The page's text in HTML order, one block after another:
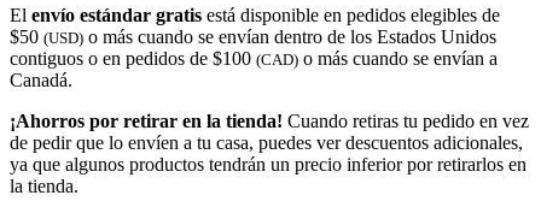
El envío estándar gratis está disponible en pedidos elegibles de
$50 (USD) o más cuando se envían dentro de los Estados Unidos
contiguos o en pedidos de $100 (CAD) o más cuando se envían a
Canadá.
¡Ahorros por retirar en la tienda! Cuando retiras tu pedido en vez
de pedir que lo envíen a tu casa, puedes ver descuentos adicionales,
ya que algunos productos tendrán un precio inferior por retirarlos en
la tienda.